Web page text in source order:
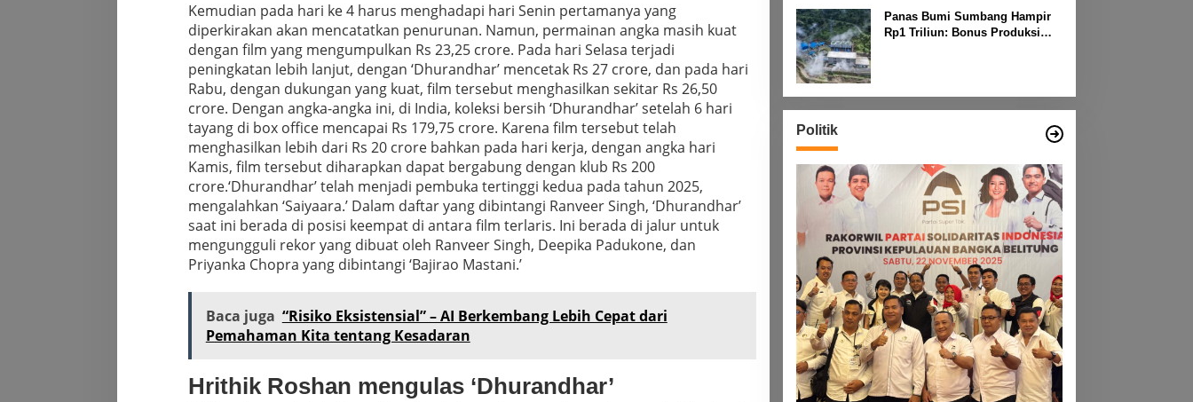
Kemudian pada hari ke 4 harus menghadapi hari Senin pertamanya yang
diperkirakan akan mencatatkan penurunan. Namun, permainan angka masih kuat
dengan film yang mengumpulkan Rs 23,25 crore. Pada hari Selasa terjadi
peningkatan lebih lanjut, dengan ‘Dhurandhar’ mencetak Rs 27 crore, dan pada hari
Rabu, dengan dukungan yang kuat, film tersebut menghasilkan sekitar Rs 26,50
crore. Dengan angka-angka ini, di India, koleksi bersih ‘Dhurandhar’ setelah 6 hari
tayang di box office mencapai Rs 179,75 crore. Karena film tersebut telah
menghasilkan lebih dari Rs 20 crore bahkan pada hari kerja, dengan angka hari
Kamis, film tersebut diharapkan dapat bergabung dengan klub Rs 200
crore.‘Dhurandhar’ telah menjadi pembuka tertinggi kedua pada tahun 2025,
mengalahkan ‘Saiyaara.’ Dalam daftar yang dibintangi Ranveer Singh, ‘Dhurandhar’
saat ini berada di posisi keempat di antara film terlaris. Ini berada di jalur untuk
mengungguli rekor yang dibuat oleh Ranveer Singh, Deepika Padukone, dan
Priyanka Chopra yang dibintangi ‘Bajirao Mastani.’
Baca juga “Risiko Eksistensial” – AI Berkembang Lebih Cepat dari
Pemahaman Kita tentang Kesadaran
Hrithik Roshan mengulas ‘Dhurandhar’
Panas Bumi Sumbang Hampir
Rp1 Triliun: Bonus Produksi
Politik